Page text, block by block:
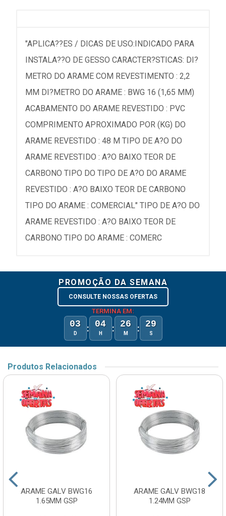
"APLICA??ES / DICAS DE USO:INDICADO PARA
INSTALA??O DE GESSO CARACTER?STICAS: DI?
METRO DO ARAME COM REVESTIMENTO : 2,2
MM DI?METRO DO ARAME : BWG 16 (1,65 MM)
ACABAMENTO DO ARAME REVESTIDO : PVC
COMPRIMENTO APROXIMADO POR (KG) DO
ARAME REVESTIDO : 48 M TIPO DE A?O DO
ARAME REVESTIDO : A?O BAIXO TEOR DE
CARBONO TIPO DO TIPO DE A?O DO ARAME
REVESTIDO : A?O BAIXO TEOR DE CARBONO
TIPO DO ARAME : COMERCIAL" TIPO DE A?O DO
ARAME REVESTIDO : A?O BAIXO TEOR DE
CARBONO TIPO DO ARAME : COMERC
PROMOÇÃO DA SEMANA
CONSULTE NOSSAS OFERTAS
TERMINA EM:
03
D : 04
H : 26
M : 29
S
Produtos Relacionados
ARAME GALV BWG16
1.65MM GSP
ARAME GALV BWG18
1.24MM GSP